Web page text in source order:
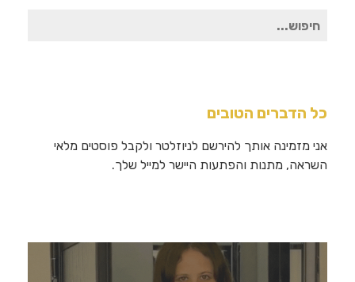
חיפוש
כל הדברים הטובים
אני מזמינה אותך להירשם לניוזלטר ולקבל פוסטים מלאי
השראה, מתנות והפתעות היישר למייל שלך.